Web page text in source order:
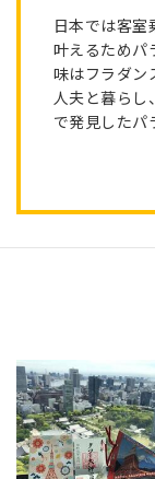
日本では客室
叶えるためパ
味はフラダン
人夫と暮らし
で発見したパ